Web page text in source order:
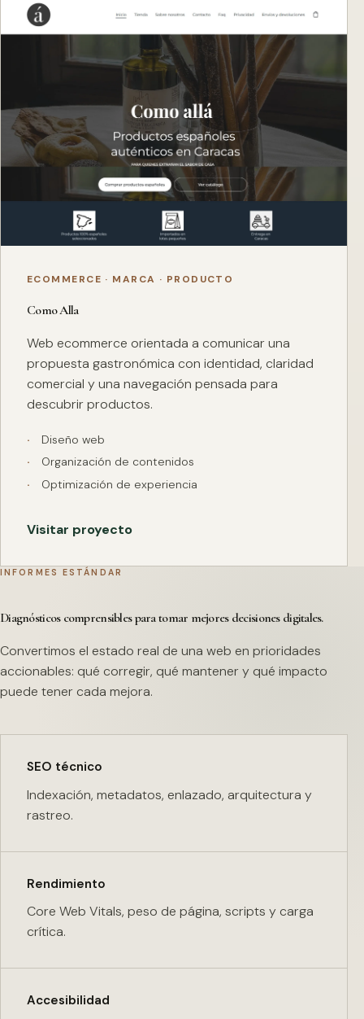
ECOMMERCE · MARCA · PRODUCTO
Como Alla
Web ecommerce orientada a comunicar una
propuesta gastronómica con identidad, claridad
comercial y una navegación pensada para
descubrir productos.
Diseño web
Organización de contenidos
Optimización de experiencia
Visitar proyecto
INFORMES ESTÁNDAR
Diagnósticos comprensibles para tomar mejores decisiones digitales.
Convertimos el estado real de una web en prioridades
accionables: qué corregir, qué mantener y qué impacto
puede tener cada mejora.
SEO técnico
Indexación, metadatos, enlazado, arquitectura y
rastreo.
Rendimiento
Core Web Vitals, peso de página, scripts y carga
crítica.
Accesibilidad